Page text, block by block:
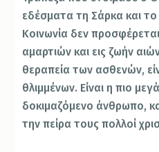
εδέσματα τη Σάρκα και το
Κοινωνία δεν
αμαρτιών και εις ζωήν
θεραπεία των ασθενών,
θλιμμένων. Είναι η πιο
δοκιμαζόμενο άνθρωπο,
την πείρα τους πολλοί